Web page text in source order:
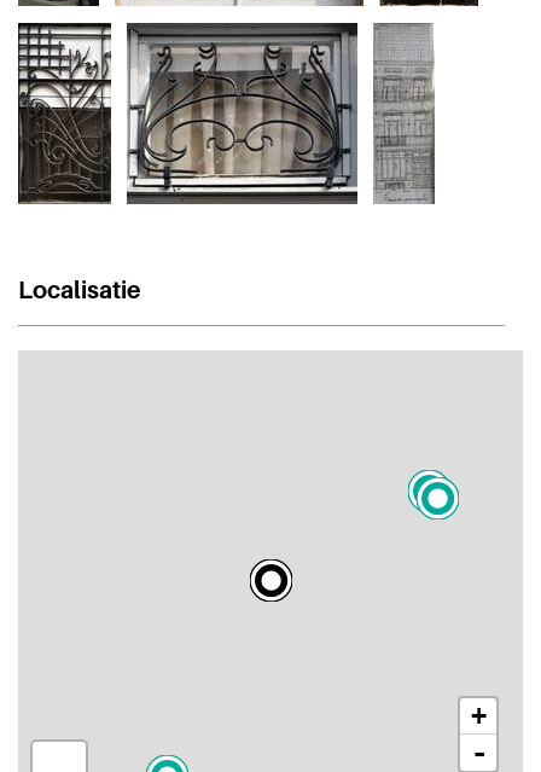
Localisatie
+
-